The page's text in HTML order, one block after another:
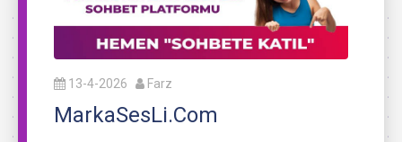
13-4-2026 Farz
MarkaSesLi.Com